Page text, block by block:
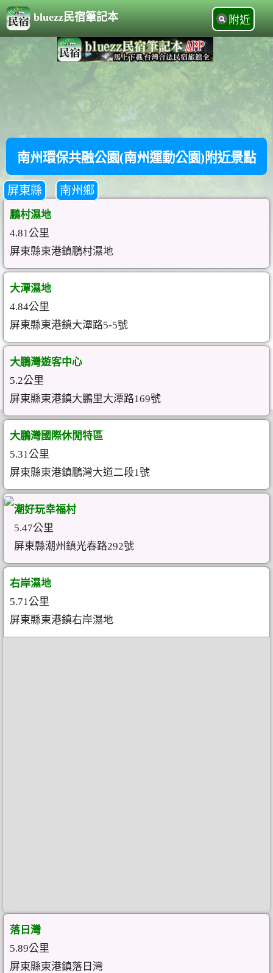
bluezz民宿筆記本 附近
南州環保共融公園(南州運動公園)附近景點
屏東縣 南州鄉
鵬村濕地
4.81公里
屏東縣東港鎮鵬村濕地
大潭濕地
4.84公里
屏東縣東港鎮大潭路5-5號
大鵬灣遊客中心
5.2公里
屏東縣東港鎮大鵬里大潭路169號
大鵬灣國際休閒特區
5.31公里
屏東縣東港鎮鵬灣大道二段1號
潮好玩幸福村
5.47公里
屏東縣潮州鎮光春路292號
右岸濕地
5.71公里
屏東縣東港鎮右岸濕地
落日灣
5.89公里
屏東縣東港鎮落日灣